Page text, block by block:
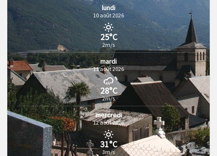
lundi
10 août 2026
25°C
2m/s
mardi
11 août 2026
28°C
2m/s
mercredi
12 août 2026
31°C
3m/s